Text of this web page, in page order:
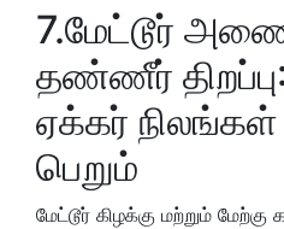
7.மேட்டூர்
தண்ணீர்
ஏக்கர்
பெறும்
மேட்டூர் கிழக்கு மற்றும்